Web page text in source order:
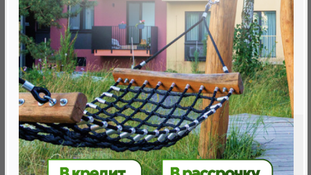
12.2 "Рим", квартал "Западная
Европа"
нет в продаже
Минск, Октябрьский, ул. Леонида Щемелёва 28
метро «Ковальская Слобода», 566 м